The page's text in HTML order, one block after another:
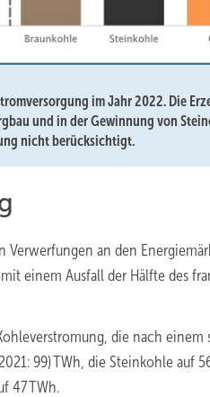
im Jahr 2022. Die
und in der Gewinnung von
nicht berücksichtigt.
Verwerfungen an den
einem Ausfall der Hälfte des
die nach einem
99) TWh, die Steinkohle auf
47 TWh.